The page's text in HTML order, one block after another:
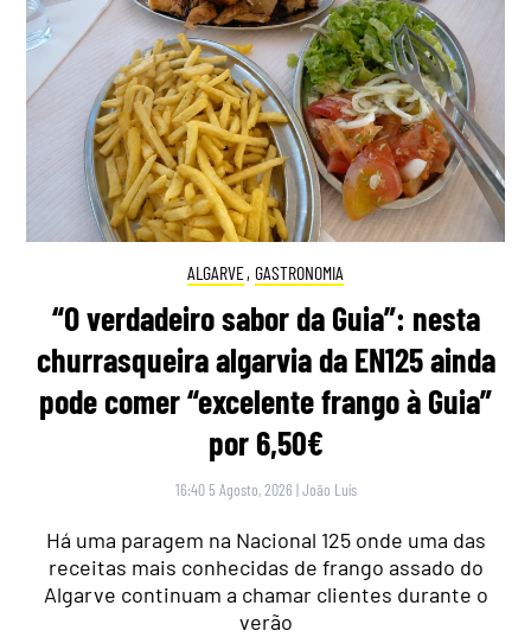
ALGARVE, GASTRONOMIA
“O verdadeiro sabor da Guia”: nesta
churrasqueira algarvia da EN125 ainda
pode comer “excelente frango à Guia”
por 6,50€
16:40 5 Agosto, 2026 |João Luís
Há uma paragem na Nacional 125 onde uma das
receitas mais conhecidas de frango assado do
Algarve continuam a chamar clientes durante o
verão